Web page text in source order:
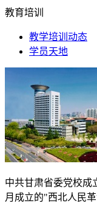
教育培训
教学培训动态
学员天地
中共甘肃省委党校成
月成立的"西北人民